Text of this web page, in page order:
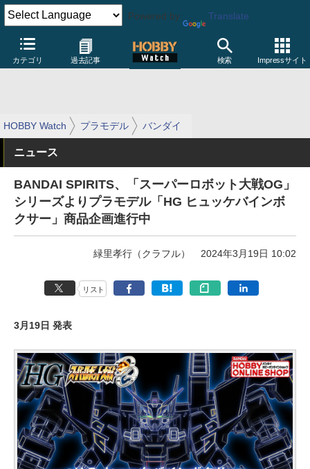
Powered by Translate
カテゴリ 過去記事 検索 Impressサイト
HOBBY Watch プラモデル バンダイ
ニュース
BANDAI SPIRITS、「スーパーロボット大戦OG」
シリーズよりプラモデル「HG ヒュッケバインボ
クサー」商品企画進行中
緑里孝行（クラフル） 2024年3月19日 10:02
リスト
3月19日 発表